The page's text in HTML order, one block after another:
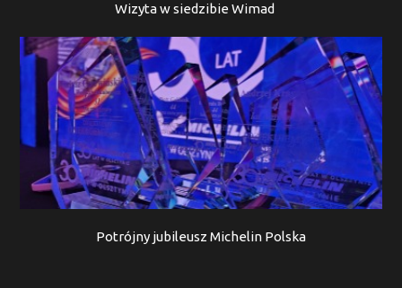
Wizyta w siedzibie Wimad
Potrójny jubileusz Michelin Polska